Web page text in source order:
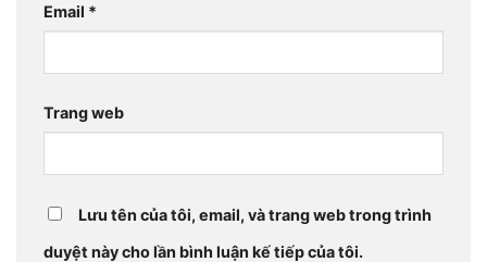
Email *
Trang web
Lưu tên của tôi, email, và trang web trong trình
duyệt này cho lần bình luận kế tiếp của tôi.